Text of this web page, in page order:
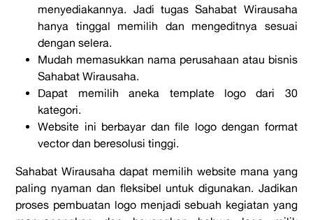
menyediakannya. Jadi tugas Sahabat Wirausaha
hanya tinggal memilih dan mengeditnya sesuai
dengan selera.
Mudah memasukkan nama perusahaan atau bisnis
Sahabat Wirausaha.
Dapat memilih aneka template logo dari 30
kategori.
Website ini berbayar dan file logo dengan format
vector dan beresolusi tinggi.
Sahabat Wirausaha dapat memilih website mana yang
paling nyaman dan fleksibel untuk digunakan. Jadikan
proses pembuatan logo menjadi sebuah kegiatan yang